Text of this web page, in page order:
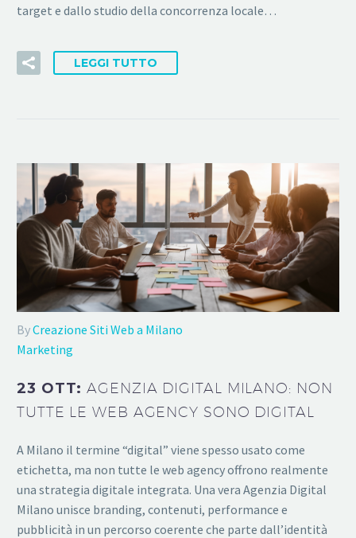
target e dallo studio della concorrenza locale…
LEGGI TUTTO
ByCreazione Siti Web a Milano
Marketing
23 OTT:AGENZIA DIGITAL MILANO: NON
TUTTE LE WEB AGENCY SONO DIGITAL
A Milano il termine “digital” viene spesso usato come
etichetta, ma non tutte le web agency offrono realmente
una strategia digitale integrata. Una vera Agenzia Digital
Milano unisce branding, contenuti, performance e
pubblicità in un percorso coerente che parte dall’identità